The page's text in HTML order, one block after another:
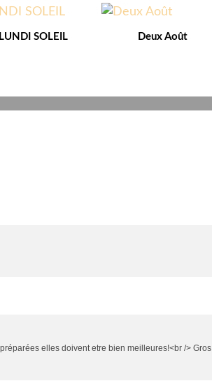
LUNDI SOLEIL Deux Août
elles doivent etre bien meilleures!<br /> Gros